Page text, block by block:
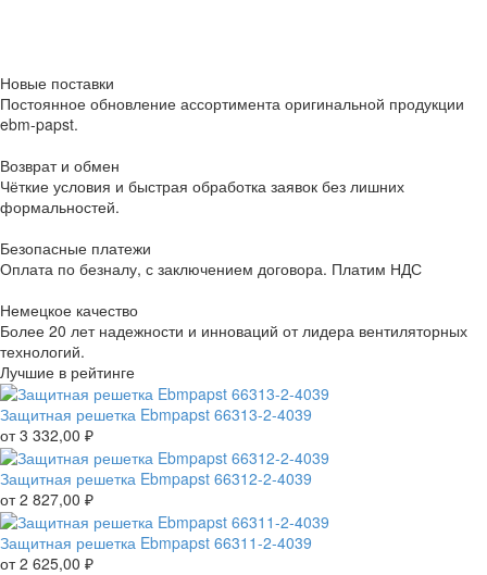
Новые поставки
Постоянное обновление ассортимента оригинальной продукции
ebm-papst.
Возврат и обмен
Чёткие условия и быстрая обработка заявок без лишних
формальностей.
Безопасные платежи
Оплата по безналу, с заключением договора. Платим НДС
Немецкое качество
Более 20 лет надежности и инноваций от лидера вентиляторных
технологий.
Лучшие в рейтинге
Защитная решетка Ebmpapst 66313-2-4039
от3 332,00 ₽
Защитная решетка Ebmpapst 66312-2-4039
от2 827,00 ₽
Защитная решетка Ebmpapst 66311-2-4039
от2 625,00 ₽